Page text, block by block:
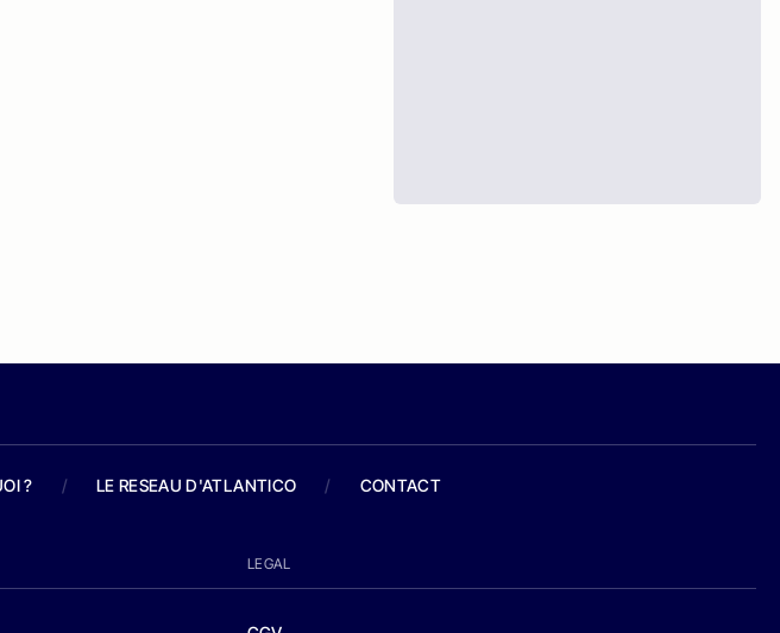
? / LE RESEAU D'ATLANTICO / CONTACT
LEGAL